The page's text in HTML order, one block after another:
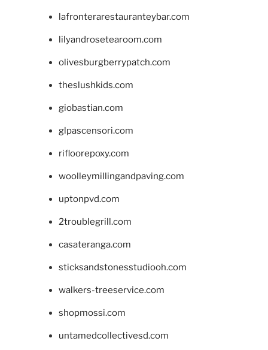
lafronterarestauranteybar.com
lilyandrosetearoom.com
olivesburgberrypatch.com
theslushkids.com
giobastian.com
glpascensori.com
rifloorepoxy.com
woolleymillingandpaving.com
uptonpvd.com
2troublegrill.com
casateranga.com
sticksandstonesstudiooh.com
walkers-treeservice.com
shopmossi.com
untamedcollectivesd.com